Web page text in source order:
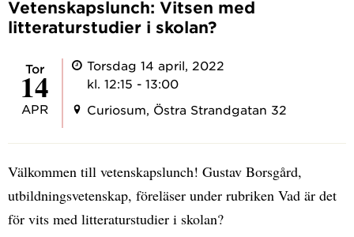
Vetenskapslunch: Vitsen med
litteraturstudier i skolan?
tor
14
APR
Torsdag 14 april, 2022
kl. 12:15 - 13:00
Curiosum, Östra Strandgatan 32
Välkommen till vetenskapslunch! Gustav Borsgård,
utbildningsvetenskap, föreläser under rubriken Vad är det
för vits med litteraturstudier i skolan?